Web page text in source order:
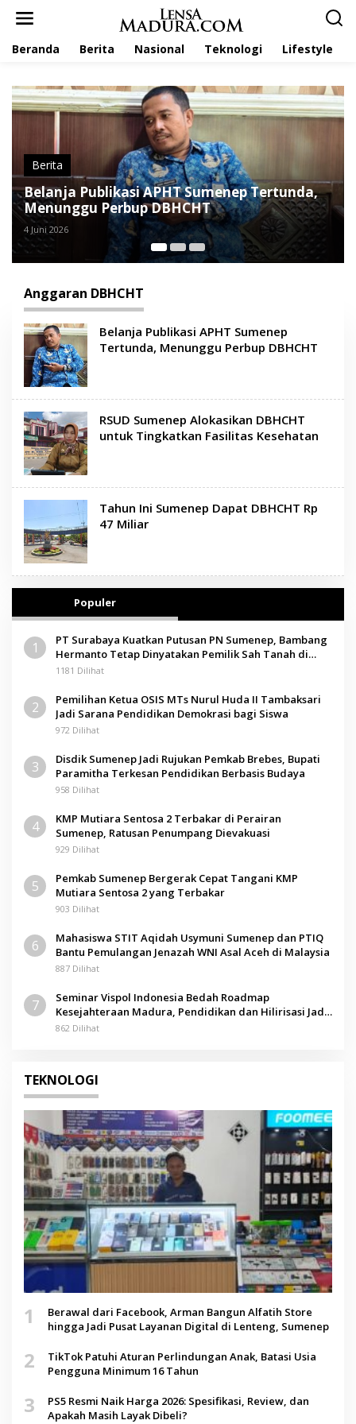
Beranda Berita Nasional Teknologi Lifestyle
Publikasi APHT Sumenep Tertunda,
Perbup DBHCHT
2026
Anggaran DBHCHT
Belanja Publikasi APHT Sumenep
Tertunda, Menunggu Perbup DBHCHT
RSUD Sumenep Alokasikan DBHCHT
untuk Tingkatkan Fasilitas Kesehatan
Tahun Ini Sumenep Dapat DBHCHT Rp
47 Miliar
Populer
1
PT Surabaya Kuatkan Putusan PN Sumenep, Bambang
Hermanto Tetap Dinyatakan Pemilik Sah Tanah di
Pamolokan
1181 Dilihat
2
Pemilihan Ketua OSIS MTs Nurul Huda II Tambaksari
Jadi Sarana Pendidikan Demokrasi bagi Siswa
972 Dilihat
3
Disdik Sumenep Jadi Rujukan Pemkab Brebes, Bupati
Paramitha Terkesan Pendidikan Berbasis Budaya
958 Dilihat
4
KMP Mutiara Sentosa 2 Terbakar di Perairan
Sumenep, Ratusan Penumpang Dievakuasi
929 Dilihat
5
Pemkab Sumenep Bergerak Cepat Tangani KMP
Mutiara Sentosa 2 yang Terbakar
903 Dilihat
6
Mahasiswa STIT Aqidah Usymuni Sumenep dan PTIQ
Bantu Pemulangan Jenazah WNI Asal Aceh di Malaysia
887 Dilihat
7
Seminar Vispol Indonesia Bedah Roadmap
Kesejahteraan Madura, Pendidikan dan Hilirisasi Jadi
Kunci
862 Dilihat
TEKNOLOGI
1
Berawal dari Facebook, Arman Bangun Alfatih Store
hingga Jadi Pusat Layanan Digital di Lenteng, Sumenep
2
TikTok Patuhi Aturan Perlindungan Anak, Batasi Usia
Pengguna Minimum 16 Tahun
3
PS5 Resmi Naik Harga 2026: Spesifikasi, Review, dan
Apakah Masih Layak Dibeli?